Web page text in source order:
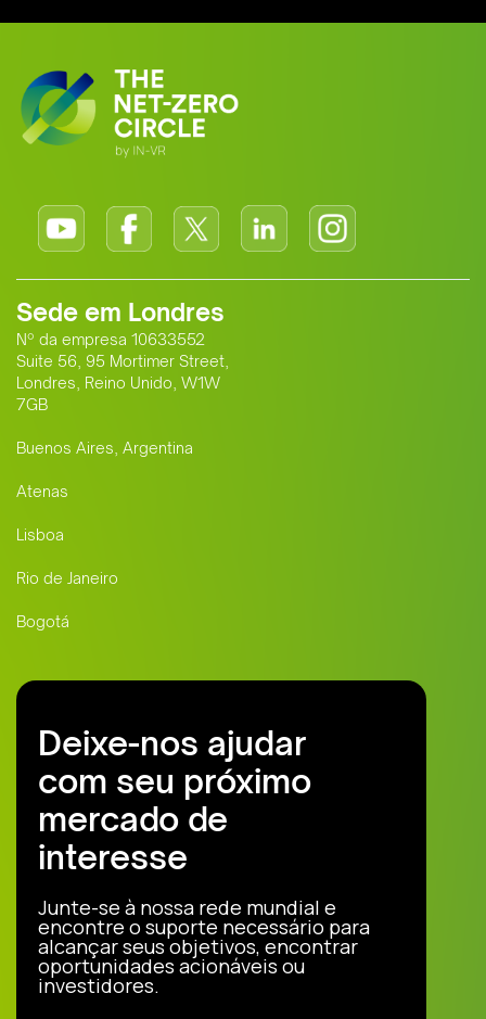
Sede em Londres
Nº da empresa 10633552
Suite 56, 95 Mortimer Street,
Londres, Reino Unido, W1W
7GB
Buenos Aires, Argentina
Atenas
Lisboa
Rio de Janeiro
Bogotá
Deixe-nos ajudar
com seu próximo
mercado de
interesse
Junte-se à nossa rede mundial e
encontre o suporte necessário para
alcançar seus objetivos, encontrar
oportunidades acionáveis ou
investidores.